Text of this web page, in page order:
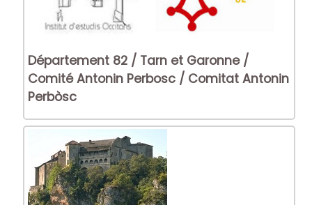
Département 82 / Tarn et Garonne /
Comité Antonin Perbosc / Comitat Antonin
Perbòsc